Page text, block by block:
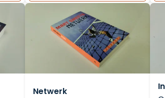
Netwerk